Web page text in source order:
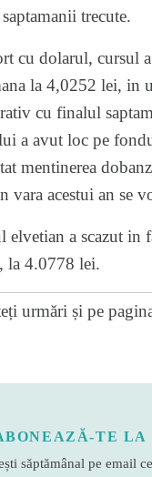
trecute.
cu dolarul, cursul
la 4,0252 lei, in
cu finalul
a avut loc pe
mentinerea
vara acestui an se
elvetian a scazut in
la 4.0778 lei.
urmări și pe
TE LA
săptămânal pe email